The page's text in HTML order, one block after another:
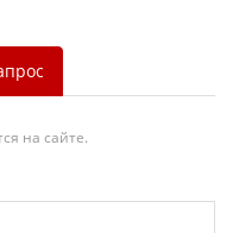
на сайте.